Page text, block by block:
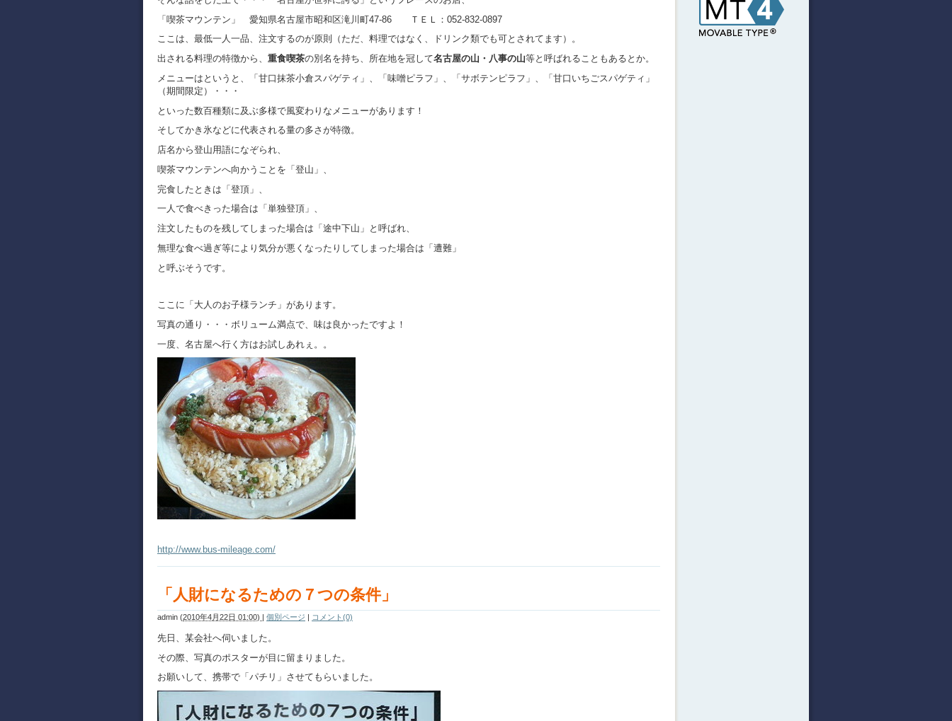
「喫茶マウンテン」 愛知県名古屋市昭和区滝川町47-86 ＴＥＬ：052-832-0897
ここは、最低一人一品、注文するのが原則（ただ、料理ではなく、ドリンク類でも可とされてます）。
出される料理の特徴から、 重食喫茶の別名を持ち、所在地を冠して名古屋の山・八事の山等と呼ばれることもあるとか。
メニューはというと、「甘口抹茶小倉スパゲティ」、「味噌ピラフ」、「サボテンピラフ」、「甘口いちごスパゲティ」
（期間限定）・・・
といった数百種類に及ぶ多様で風変わりなメニューがあります！
そしてかき氷などに代表される量の多さが特徴。
店名から登山用語になぞられ、
喫茶マウンテンへ向かうことを「登山」、
完食したときは「登頂」、
一人で食べきった場合は「単独登頂」、
注文したものを残してしまった場合は「途中下山」と呼ばれ、
無理な食べ過ぎ等により気分が悪くなったりしてしまった場合は「遭難」
と呼ぶそうです。
ここに「大人のお子様ランチ」があります。
写真の通り・・・ボリューム満点で、味は良かったですよ！
一度、名古屋へ行く方はお試しあれぇ。。
http://www.bus-mileage.com/
「人財になるための７つの条件」
admin (2010年4月22日 01:00) | 個別ページ | コメント(0)
先日、某会社へ伺いました。
その際、写真のポスターが目に留まりました。
お願いして、携帯で「パチリ」させてもらいました。